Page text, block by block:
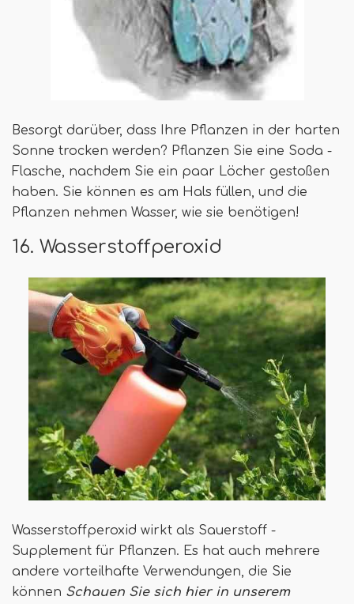
Besorgt darüber, dass Ihre Pflanzen in der harten
Sonne trocken werden? Pflanzen Sie eine Soda -
Flasche, nachdem Sie ein paar Löcher gestoßen
haben. Sie können es am Hals füllen, und die
Pflanzen nehmen Wasser, wie sie benötigen!
16. Wasserstoffperoxid
Wasserstoffperoxid wirkt als Sauerstoff -
Supplement für Pflanzen. Es hat auch mehrere
andere vorteilhafte Verwendungen, die Sie
können Schauen Sie sich hier in unserem